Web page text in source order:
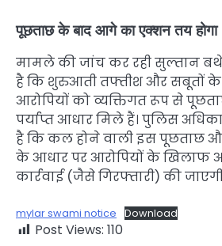
पूछताछ के बाद आगे का एक्शन तय होगा
मामले की जांच कर रही सुल्तान
है कि शुरुआती तफ्तीश और सबूतों के
आरोपियों को व्यक्तिगत रूप से
पर्याप्त आधार मिले हैं। पुलिस
है कि कल होने वाली इस पूछताछ
के आधार पर आरोपियों के खिलाफ
कार्रवाई (जैसे गिरफ्तारी) की
mylar swami notice Download
Post Views: 110